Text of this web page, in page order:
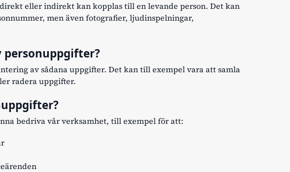
eller indirekt kan kopplas till en levande person. Det kan
men även fotografier, ljudinspelningar,
personuppgifter?
av sådana uppgifter. Det kan till exempel vara att samla
radera uppgifter.
bedriva vår verksamhet, till exempel för att: